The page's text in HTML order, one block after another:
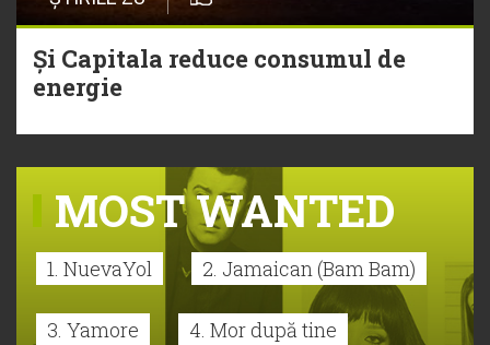
Și Capitala reduce consumul de
energie
MOST WANTED
1. NuevaYol 2. Jamaican (Bam Bam)
3. Yamore 4. Mor după tine